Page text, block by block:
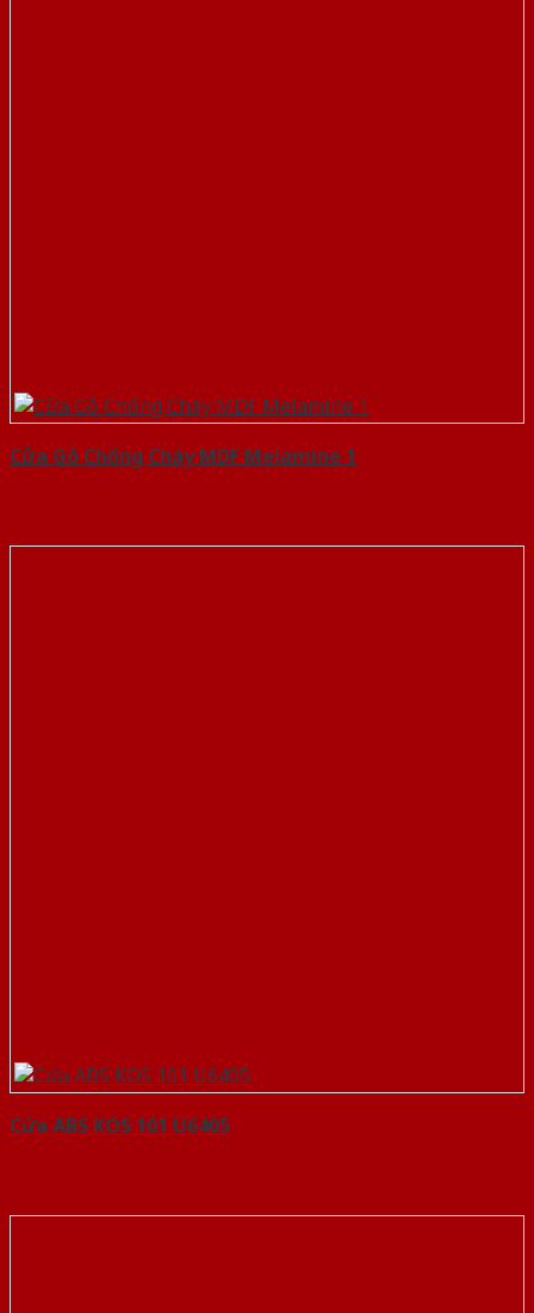
Cửa Gỗ Chống Cháy MDF Melamine 1
Cửa ABS KOS 101 U6405